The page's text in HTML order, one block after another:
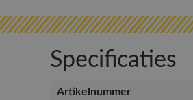
Specificaties
Artikelnummer